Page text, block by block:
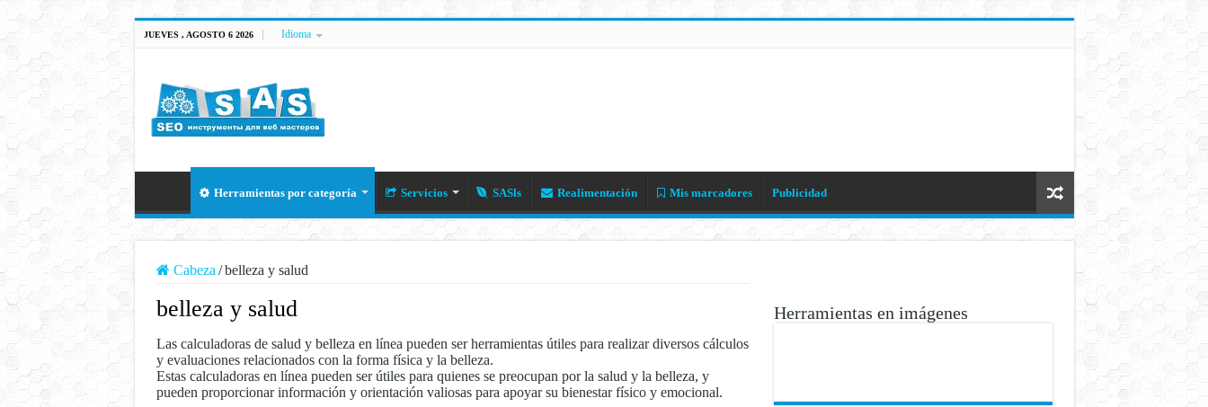
JUEVES , AGOSTO 6 2026 Idioma
Herramientas por categoría Servicios SASls Realimentación Mis marcadores Publicidad
Cabeza / belleza y salud
belleza y salud
Las calculadoras de salud y belleza en línea pueden ser herramientas útiles para realizar diversos cálculos
y evaluaciones relacionados con la forma física y la belleza.
Estas calculadoras en línea pueden ser útiles para quienes se preocupan por la salud y la belleza, y
pueden proporcionar información y orientación valiosas para apoyar su bienestar físico y emocional.
Herramientas en imágenes